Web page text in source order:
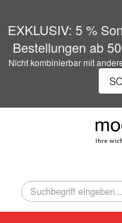
EXKLUSIV: 5 %
Bestellungen ab
Nicht kombinierbar mit